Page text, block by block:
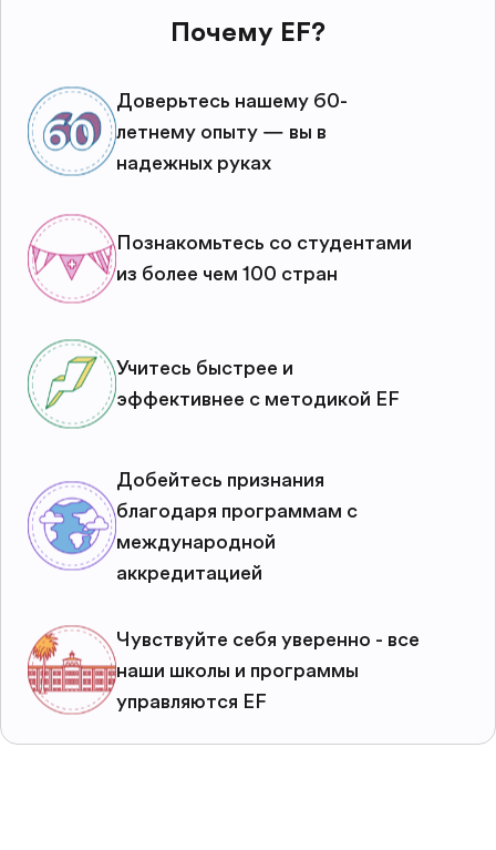
Почему EF?
Доверьтесь нашему 60-
летнему опыту — вы в
надежных руках
Познакомьтесь со студентами
из более чем 100 стран
Учитесь быстрее и
эффективнее с методикой EF
Добейтесь признания
благодаря программам с
международной
аккредитацией
Чувствуйте себя уверенно - все
наши школы и программы
управляются EF